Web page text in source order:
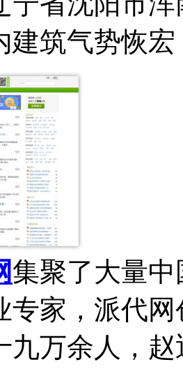
建筑气势恢
集聚了大量
专家，派代
九万余人，